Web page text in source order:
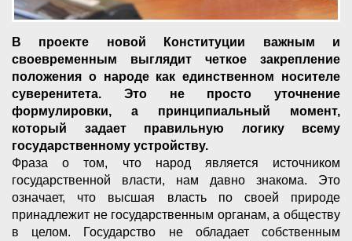
В проекте новой Конституции важным и
своевременным выглядит четкое закрепление
положения о народе как единственном носителе
суверенитета. Это не просто уточнение
формулировки, а принципиальный момент,
который задает правильную логику всему
государственному устройству.
Фраза о том, что народ является источником
государственной власти, нам давно знакома. Это
означает, что высшая власть по своей природе
принадлежит не государственным органам, а обществу
в целом. Государство не обладает собственным